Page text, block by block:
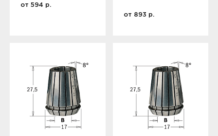
от 594 р.
от 893 р.